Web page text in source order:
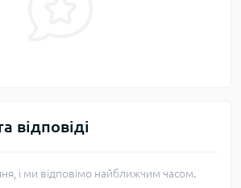
відповіді
і ми відповімо найближчим часом.